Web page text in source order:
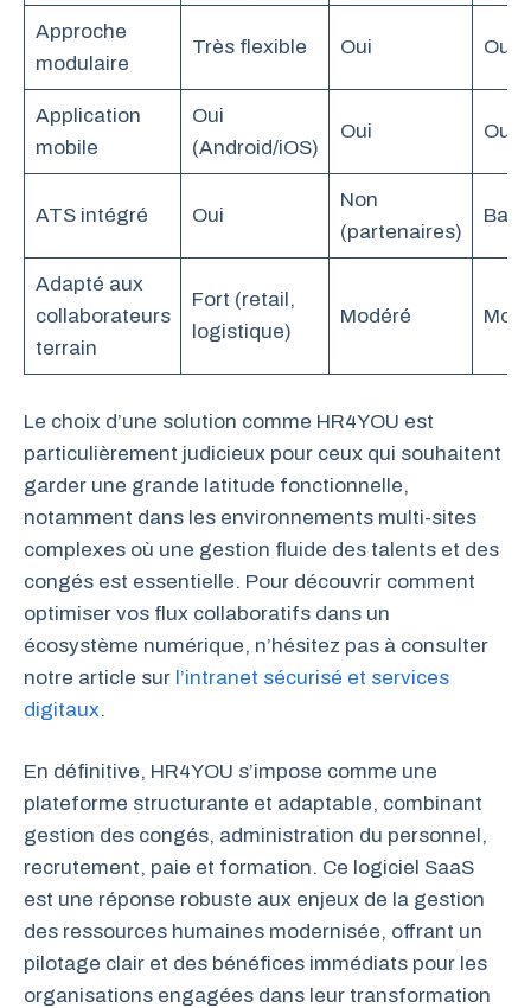
Approche
modulaire
Très flexible Oui Oui
Application
mobile
Oui
(Android/iOS)
Oui Oui
ATS intégré Oui
Non
(partenaires)
Adapté aux
collaborateurs
terrain
Fort (retail,
logistique)
Modéré
Le choix d’une solution comme HR4YOU est
particulièrement judicieux pour ceux qui souhaitent
garder une grande latitude fonctionnelle,
notamment dans les environnements multi-sites
complexes où une gestion fluide des talents et des
congés est essentielle. Pour découvrir comment
optimiser vos flux collaboratifs dans un
écosystème numérique, n’hésitez pas à consulter
notre article sur l’intranet sécurisé et services
digitaux.
En définitive, HR4YOU s’impose comme une
plateforme structurante et adaptable, combinant
gestion des congés, administration du personnel,
recrutement, paie et formation. Ce logiciel SaaS
est une réponse robuste aux enjeux de la gestion
des ressources humaines modernisée, offrant un
pilotage clair et des bénéfices immédiats pour les
organisations engagées dans leur transformation